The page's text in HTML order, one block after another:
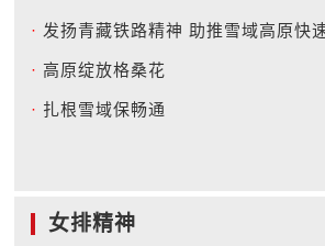
· 发扬青藏铁路精神 助推雪域高原快
· 高原绽放格桑花
· 扎根雪域保畅通
女排精神